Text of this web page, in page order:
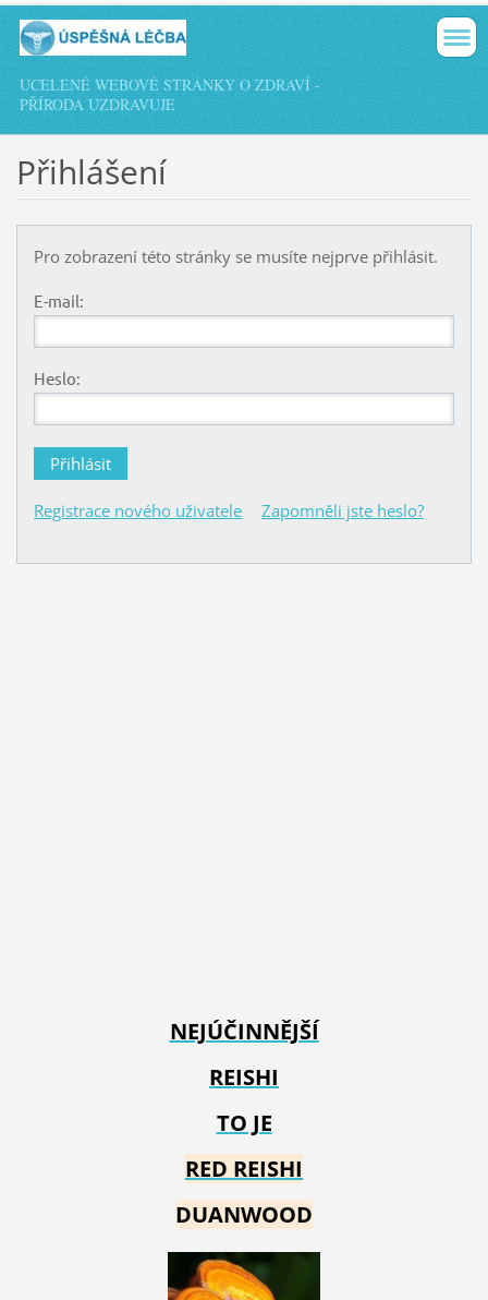
UCELENÉ WEBOVÉ STRÁNKY O ZDRAVÍ -
PŘÍRODA UZDRAVUJE
Přihlášení
Pro zobrazení této stránky se musíte nejprve přihlásit.
E-mail:
Heslo:
Registrace nového uživatele Zapomněli jste heslo?
NEJÚČINNĚJŠÍ
REISHI
TO JE
RED REISHI
DUANWOOD